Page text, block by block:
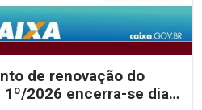
de renovação do
2026 encerra-se dia